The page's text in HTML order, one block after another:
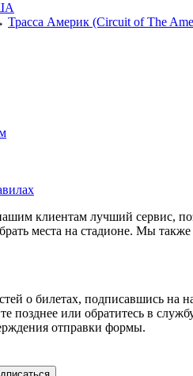
Трасса Америк (Circuit of The
клиентам лучший сервис,
места на стадионе. Мы
о билетах, подписавшись на
позднее или обратитесь в
отправки формы.